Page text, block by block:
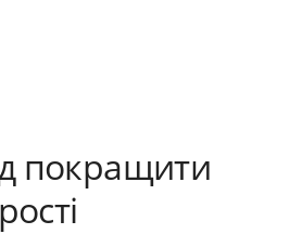
покращити